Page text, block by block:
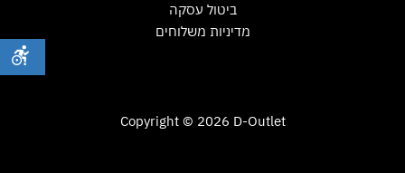
ביטול עסקה
מדיניות משלוחים
Copyright © 2026 D-Outlet